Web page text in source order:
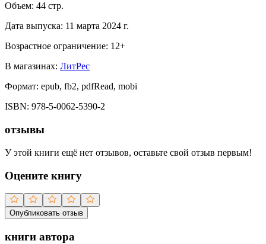
Объем: 44 стр.
Дата выпуска: 11 марта 2024 г.
Возрастное ограничение: 12+
В магазинах: ЛитРес
Формат: epub, fb2, pdfRead, mobi
ISBN: 978-5-0062-5390-2
отзывы
У этой книги ещё нет отзывов, оставьте свой отзыв первым!
Оцените книгу
Опубликовать отзыв
книги автора